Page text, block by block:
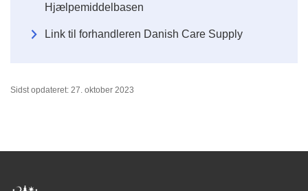
Hjælpemiddelbasen
Link til forhandleren Danish Care Supply
Sidst opdateret: 27. oktober 2023